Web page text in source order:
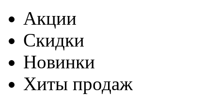
Акции
Скидки
Новинки
Хиты продаж